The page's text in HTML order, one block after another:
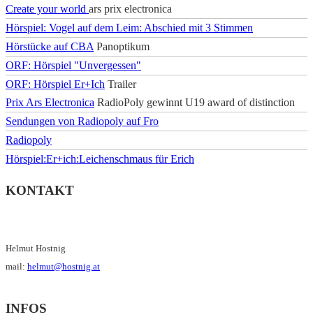
Create your world ars prix electronica
Hörspiel: Vogel auf dem Leim: Abschied mit 3 Stimmen
Hörstücke auf CBA Panoptikum
ORF: Hörspiel "Unvergessen"
ORF: Hörspiel Er+Ich Trailer
Prix Ars Electronica RadioPoly gewinnt U19 award of distinction
Sendungen von Radiopoly auf Fro
Radiopoly
Hörspiel:Er+ich:Leichenschmaus für Erich
KONTAKT
Helmut Hostnig
mail: helmut@hostnig.at
INFOS